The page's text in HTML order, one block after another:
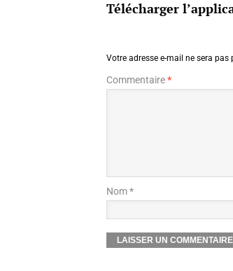
Télécharger
Votre adresse e-mail ne sera pas
Commentaire*
Nom *